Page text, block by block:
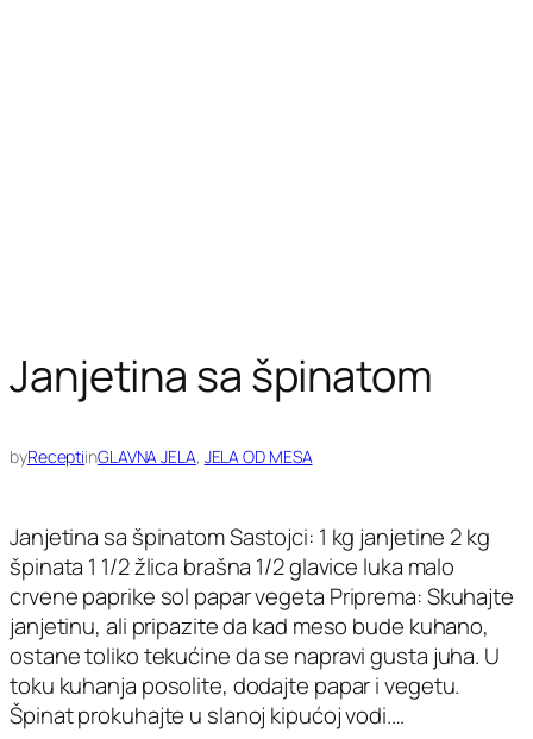
Janjetina sa špinatom
byReceptiinGLAVNA JELA, JELA OD MESA
Janjetina sa špinatom Sastojci: 1 kg janjetine 2 kg
špinata 1 1/2 žlica brašna 1/2 glavice luka malo
crvene paprike sol papar vegeta Priprema: Skuhajte
janjetinu, ali pripazite da kad meso bude kuhano,
ostane toliko tekućine da se napravi gusta juha. U
toku kuhanja posolite, dodajte papar i vegetu.
Špinat prokuhajte u slanoj kipućoj vodi.…